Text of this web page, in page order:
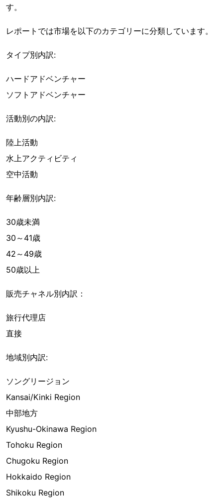
す。
レポートでは市場を以下のカテゴリーに分類しています。
タイプ別内訳:
ハードアドベンチャー
ソフトアドベンチャー
活動別の内訳:
陸上活動
水上アクティビティ
空中活動
年齢層別内訳:
30歳未満
30～41歳
42～49歳
50歳以上
販売チャネル別内訳：
旅行代理店
直接
地域別内訳:
ソングリージョン
Kansai/Kinki Region
中部地方
Kyushu-Okinawa Region
Tohoku Region
Chugoku Region
Hokkaido Region
Shikoku Region